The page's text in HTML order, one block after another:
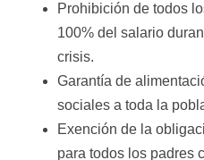
Prohibición de todos
100% del salario
crisis.
Garantía de
sociales a toda la
Exención de la
para todos los padres